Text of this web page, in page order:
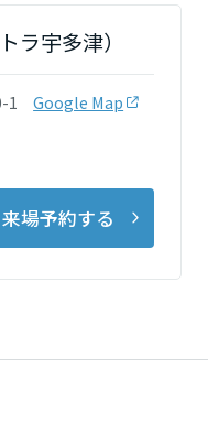
ジです。
営をご検討の方
オーナー様まで、賃貸経営
。検討の方
ンし、持続可能な未来志向
事ご契約者さまとミサワホ
得・便利・安心なコンテン
など配信しています。
ラ宇多津）
1 Google Map
来場予約する